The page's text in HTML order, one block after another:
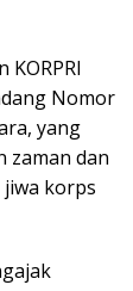
Nomor
yang
zaman dan
korps